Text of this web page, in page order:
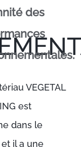
des
VEGETAL
est
dans le
il a une